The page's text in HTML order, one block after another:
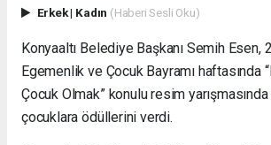
Erkek| Kadın (Haberi Sesli Oku)
Konyaaltı Belediye Başkanı Semih Esen,
Egemenlik ve Çocuk Bayramı haftasında
Çocuk Olmak” konulu resim
çocuklara ödüllerini verdi.